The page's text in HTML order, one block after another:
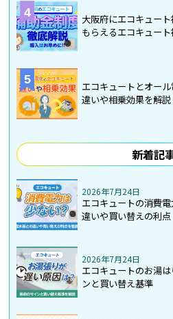
4
大阪府にエコキュー
もらえるエコキュー
5
エコキュートとオー
違いや相乗効果を解
新着記
2026年7月24日
エコキュートの消費
違いや買い替えの利点
2026年7月24日
エコキュートのお湯
ンと買い替え基準